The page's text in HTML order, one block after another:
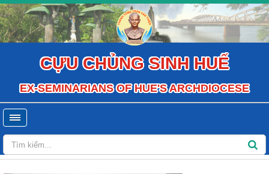
CỰU CHỦNG SINH HUẾ
EX-SEMINARIANS OF HUE'S ARCHDIOCESE